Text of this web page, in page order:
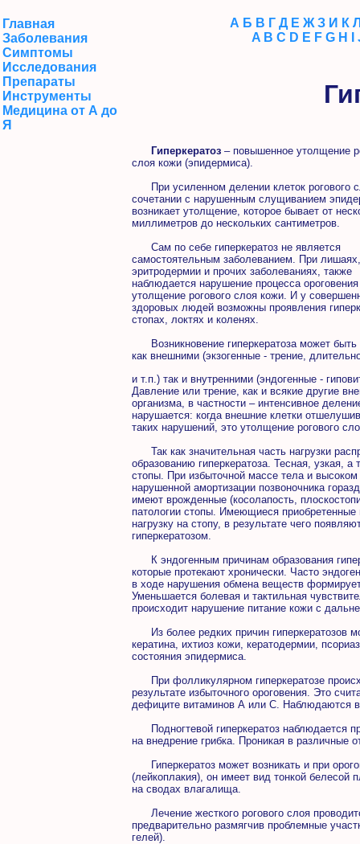
Главная
Заболевания
Симптомы
Исследования
Препараты
Инструменты
Медицина от А до
Я
А Б В Г Д Е Ж З И К
A B C D E F G H
Гиперкератоз – повышенное утолщение
слоя кожи (эпидермиса).
При усиленном делении клеток рогового
сочетании с нарушенным слущиванием
возникает утолщение, которое бывает от
миллиметров до нескольких сантиметров.
Сам по себе гиперкератоз не является
самостоятельным заболеванием. При
эритродермии и прочих заболеваниях, также
наблюдается нарушение процесса
утолщение рогового слоя кожи. И у
здоровых людей возможны проявления
стопах, локтях и коленях.
Возникновение гиперкератоза может быть
как внешними (экзогенные - трение,
и т.п.) так и внутренними (эндогенные -
Давление или трение, как и всякие другие
организма, в частности – интенсивное
нарушается: когда внешние клетки
таких нарушений, это утолщение рогового
Так как значительная часть нагрузки
образованию гиперкератоза. Тесная, узкая,
стопы. При избыточной массе тела и высоком
нарушенной амортизации позвоночника
имеют врожденные (косолапость,
патологии стопы. Имеющиеся
нагрузку на стопу, в результате чего
гиперкератозом.
К эндогенным причинам образования
которые протекают хронически. Часто
в ходе нарушения обмена веществ
Уменьшается болевая и тактильная
происходит нарушение питание кожи с
Из более редких причин гиперкератозов
кератина, ихтиоз кожи, кератодермии,
состояния эпидермиса.
При фолликулярном гиперкератозе
результате избыточного ороговения. Это
дефиците витаминов А или С. Наблюдаются
Подногтевой гиперкератоз наблюдается
на внедрение грибка. Проникая в различные
Гиперкератоз может возникать и при
(лейкоплакия), он имеет вид тонкой белесой
на сводах влагалища.
Лечение жесткого рогового слоя
предварительно размягчив проблемные
гелей).